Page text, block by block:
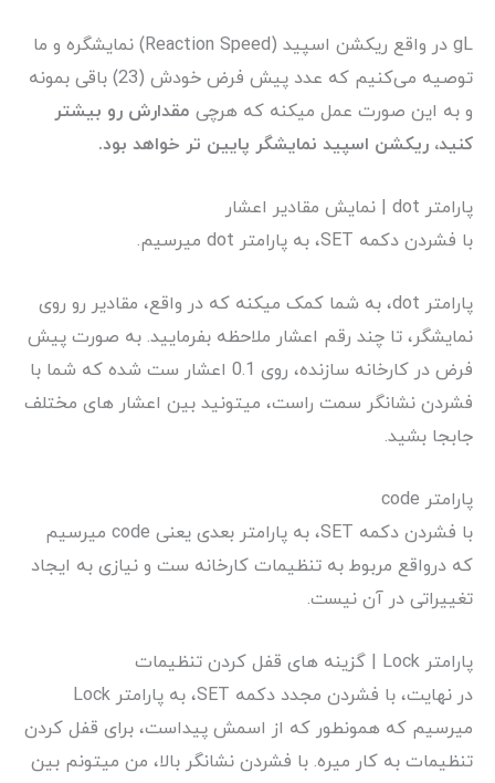
gL در واقع ریکشن اسپید (Reaction Speed) نمایشگره و ما
توصیه می‌کنیم که عدد پیش فرض خودش (23) باقی بمونه
و به این صورت عمل میکنه که هرچی مقدارش رو بیشتر
کنید، ریکشن اسپید نمایشگر پایین تر خواهد بود.
پارامتر dot | نمایش مقادیر اعشار
با فشردن دکمه SET، به پارامتر dot میرسیم.
پارامتر dot، به شما کمک میکنه که در واقع، مقادیر رو روی
نمایشگر، تا چند رقم اعشار ملاحظه بفرمایید. به صورت پیش
فرض در کارخانه سازنده، روی 0.1 اعشار ست شده که شما با
فشردن نشانگر سمت راست، میتونید بین اعشار های مختلف
جابجا بشید.
پارامتر code
با فشردن دکمه SET، به پارامتر بعدی یعنی code میرسیم
که درواقع مربوط به تنظیمات کارخانه ست و نیازی به ایجاد
تغییراتی در آن نیست.
پارامتر Lock | گزینه های قفل کردن تنظیمات
در نهایت، با فشردن مجدد دکمه SET، به پارامتر Lock
میرسیم که همونطور که از اسمش پیداست، برای قفل کردن
تنظیمات به کار میره. با فشردن نشانگر بالا، من میتونم بین